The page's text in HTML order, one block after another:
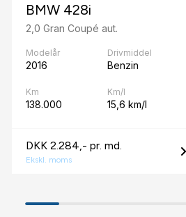
E
El-klapbare sidespejle med varme
El-ruder x4
Elektrisk bagagerum
F
Fjernbetjent centrallås
BMW 428i
2,0 Gran Coupé aut.
Modelår
2016
Drivmiddel
Benzin
Km
138.000
Km/l
15,6 km/l
DKK 2.284,- pr. md.
Ekskl. moms